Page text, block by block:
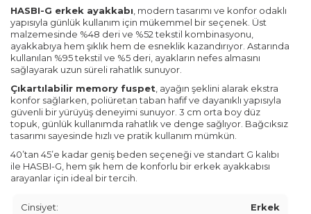
HASBI-G erkek ayakkabı, modern tasarımı ve konfor odaklı
yapısıyla günlük kullanım için mükemmel bir seçenek. Üst
malzemesinde %48 deri ve %52 tekstil kombinasyonu,
ayakkabıya hem şıklık hem de esneklik kazandırıyor. Astarında
kullanılan %95 tekstil ve %5 deri, ayakların nefes almasını
sağlayarak uzun süreli rahatlık sunuyor.
Çıkartılabilir memory fuspet, ayağın şeklini alarak ekstra
konfor sağlarken, poliüretan taban hafif ve dayanıklı yapısıyla
güvenli bir yürüyüş deneyimi sunuyor. 3 cm orta boy düz
topuk, günlük kullanımda rahatlık ve denge sağlıyor. Bağcıksız
tasarımı sayesinde hızlı ve pratik kullanım mümkün.
40’tan 45’e kadar geniş beden seçeneği ve standart G kalıbı
ile HASBI-G, hem şık hem de konforlu bir erkek ayakkabısı
arayanlar için ideal bir tercih.
Cinsiyet: Erkek